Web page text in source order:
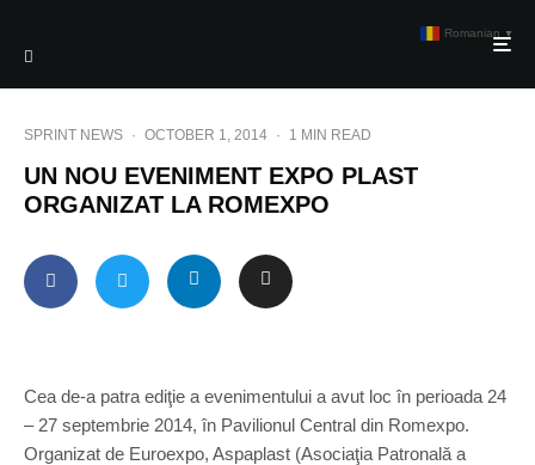
SPRINT NEWS · OCTOBER 1, 2014 · 1 MIN READ
UN NOU EVENIMENT EXPO PLAST
ORGANIZAT LA ROMEXPO
Cea de-a patra ediţie a evenimentului a avut loc în perioada 24
– 27 septembrie 2014, în Pavilionul Central din Romexpo.
Organizat de Euroexpo, Aspaplast (Asociaţia Patronală a
Romanian ▼